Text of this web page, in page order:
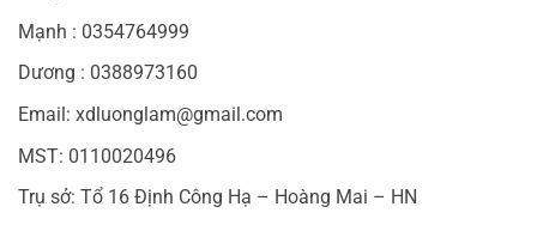
Mạnh : 0354764999
Dương : 0388973160
Email: xdluonglam@gmail.com
MST: 0110020496
Trụ sở: Tổ 16 Định Công Hạ – Hoàng Mai – HN